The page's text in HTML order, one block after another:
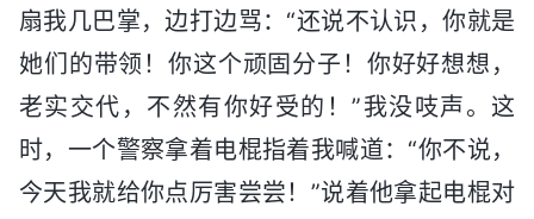
扇我几巴掌，边打边骂：“还说不认识，你就是
她们的带领！你这个顽固分子！你好好想想，
老实交代，不然有你好受的！”我没吱声。这
时，一个警察拿着电棍指着我喊道：“你不说，
今天我就给你点厉害尝尝！”说着他拿起电棍对